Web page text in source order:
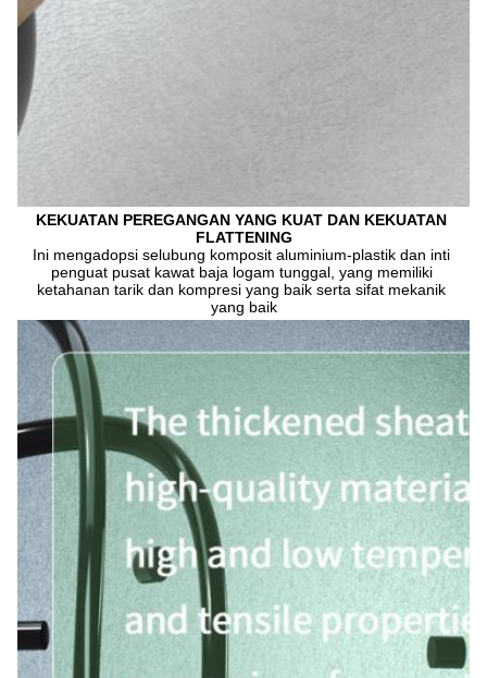
KEKUATAN PEREGANGAN YANG KUAT DAN KEKUATAN
FLATTENING
Ini mengadopsi selubung komposit aluminium-plastik dan inti
penguat pusat kawat baja logam tunggal, yang memiliki
ketahanan tarik dan kompresi yang baik serta sifat mekanik
yang baik